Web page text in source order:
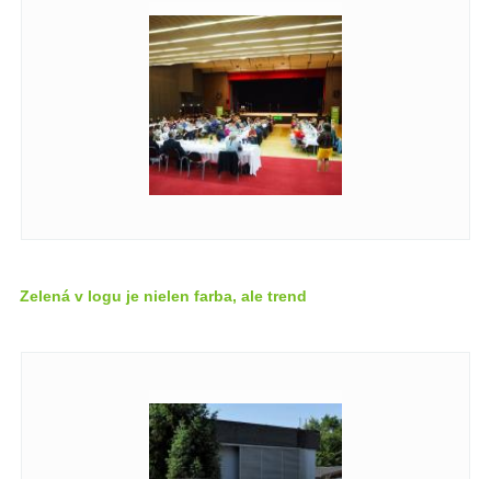
Zelená v logu je nielen farba, ale trend